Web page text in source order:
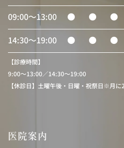
09:00〜13:00
● ● ●
14:30〜19:00
● ● ●
【診療時間】
9:00〜13:00／14:30〜19:00
【休診日】土曜午後・日曜・祝祭日※月
医院案内